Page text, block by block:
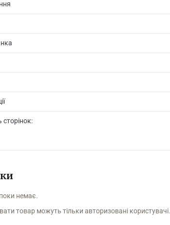
сторінок:
поки немає.
товар можуть тільки авторизовані користувачі.